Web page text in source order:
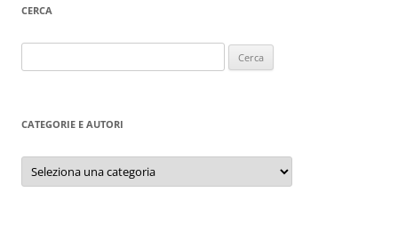
CERCA
per:
CATEGORIE E AUTORI
Categorie
autori